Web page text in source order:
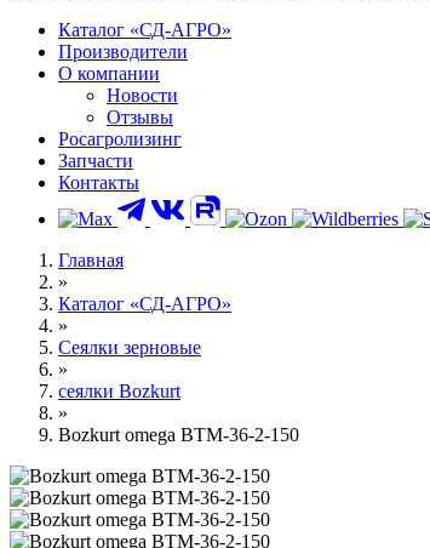
Каталог «СД-АГРО»
Производители
О компании
Новости
Отзывы
Росагролизинг
Запчасти
Контакты
Главная
»
Каталог «СД-АГРО»
»
Сеялки зерновые
»
сеялки Bozkurt
»